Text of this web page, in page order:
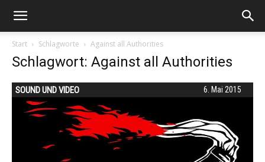
Start Schlagworte Against all Authorities
Schlagwort: Against all Authorities
6. Mai 2015
SOUND UND VIDEO